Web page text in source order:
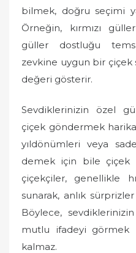
bilmek, doğru seçimi
Örneğin, kırmızı
güller dostluğu
zevkine uygun bir çiçek
değeri gösterir.
Sevdiklerinizin özel
çiçek göndermek
yıldönümleri veya
demek için bile çiçek
çiçekçiler, genellikle
sunarak, anlık
Böylece,
mutlu ifadeyi görmek
kalmaz.